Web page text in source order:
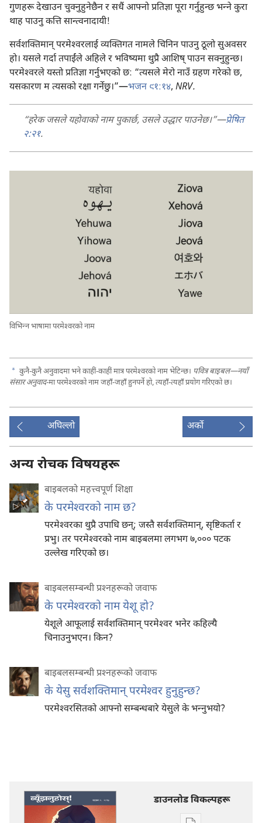
गुणहरू देखाउन चुक्नुहुनेछैन र सधैं आफ्नो प्रतिज्ञा पूरा गर्नुहुन्छ भन्‍ने कुरा
थाह पाउनु कत्ति सान्त्वनादायी!
सर्वशक्‍तिमान्‌ परमेश्‍वरलाई व्यक्‍तिगत नामले चिनिन पाउनु ठूलो सुअवसर
हो। यसले गर्दा तपाईंले अहिले र भविष्यमा थुप्रै आशिष्‌ पाउन सक्नुहुन्छ।
परमेश्‍वरले यस्तो प्रतिज्ञा गर्नुभएको छ: “त्यसले मेरो नाउँ ग्रहण गरेको छ,
यसकारण म त्यसको रक्षा गर्नेछु।”—भजन ९१:१४, NRV.
“हरेक जसले यहोवाको नाम पुकार्छ, उसले उद्धार पाउनेछ।”—प्रेषित
२:२१.
विभिन्‍न भाषामा परमेश्‍वरको नाम
a कुनै-कुनै अनुवादमा भने काहीं-काहीं मात्र परमेश्‍वरको नाम भेटिन्छ। पवित्र बाइबल—नयाँ
संसार अनुवाद-मा परमेश्‍वरको नाम जहाँ-जहाँ हुनपर्ने हो, त्यहाँ-त्यहाँ प्रयोग गरिएको छ।
अघिल्लो अर्को
अन्य रोचक विषयहरू
बाइबलको महत्त्वपूर्ण शिक्षा
के परमेश्‍वरको नाम छ?
परमेश्‍वरका थुप्रै उपाधि छन्‌; जस्तै सर्वशक्‍तिमान्‌, सृष्टिकर्ता र
प्रभु। तर परमेश्‍वरको नाम बाइबलमा लगभग ७,००० पटक
उल्लेख गरिएको छ।
बाइबलसम्बन्धी प्रश्‍नहरूको जवाफ
के परमेश्‍वरको नाम येशू हो?
येशूले आफूलाई सर्वशक्‍तिमान्‌ परमेश्‍वर भनेर कहिल्यै
चिनाउनुभएन। किन?
बाइबलसम्बन्धी प्रश्‍नहरूको जवाफ
के येसु सर्वशक्‍तिमान्‌ परमेश्‍वर हुनुहुन्छ?
परमेश्‍वरसितको आफ्नो सम्बन्धबारे येसुले के भन्‍नुभयो?
डाउनलोड विकल्पहरू